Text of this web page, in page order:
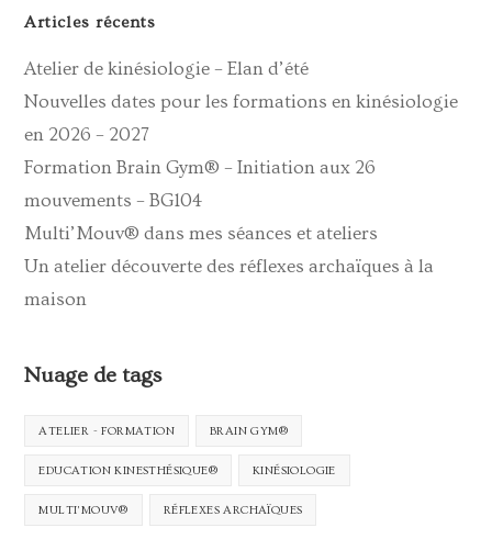
Articles récents
Atelier de kinésiologie – Elan d’été
Nouvelles dates pour les formations en kinésiologie
en 2026 – 2027
Formation Brain Gym® – Initiation aux 26
mouvements – BG104
Multi’Mouv® dans mes séances et ateliers
Un atelier découverte des réflexes archaïques à la
maison
Nuage de tags
ATELIER - FORMATION BRAIN GYM®
EDUCATION KINESTHÉSIQUE® KINÉSIOLOGIE
MULTI'MOUV® RÉFLEXES ARCHAÏQUES